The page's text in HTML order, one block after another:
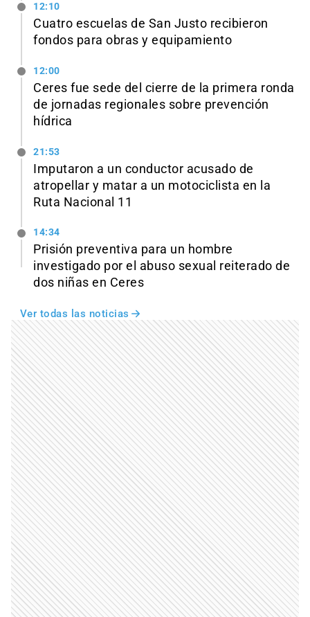
12:10
Cuatro escuelas de San Justo recibieron
fondos para obras y equipamiento
12:00
Ceres fue sede del cierre de la primera ronda
de jornadas regionales sobre prevención
hídrica
21:53
Imputaron a un conductor acusado de
atropellar y matar a un motociclista en la
Ruta Nacional 11
14:34
Prisión preventiva para un hombre
investigado por el abuso sexual reiterado de
dos niñas en Ceres
Ver todas las noticias